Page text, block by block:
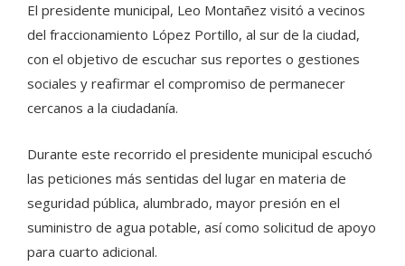
El presidente municipal, Leo Montañez visitó a vecinos
del fraccionamiento López Portillo, al sur de la ciudad,
con el objetivo de escuchar sus reportes o gestiones
sociales y reafirmar el compromiso de permanecer
cercanos a la ciudadanía.
Durante este recorrido el presidente municipal escuchó
las peticiones más sentidas del lugar en materia de
seguridad pública, alumbrado, mayor presión en el
suministro de agua potable, así como solicitud de apoyo
para cuarto adicional.